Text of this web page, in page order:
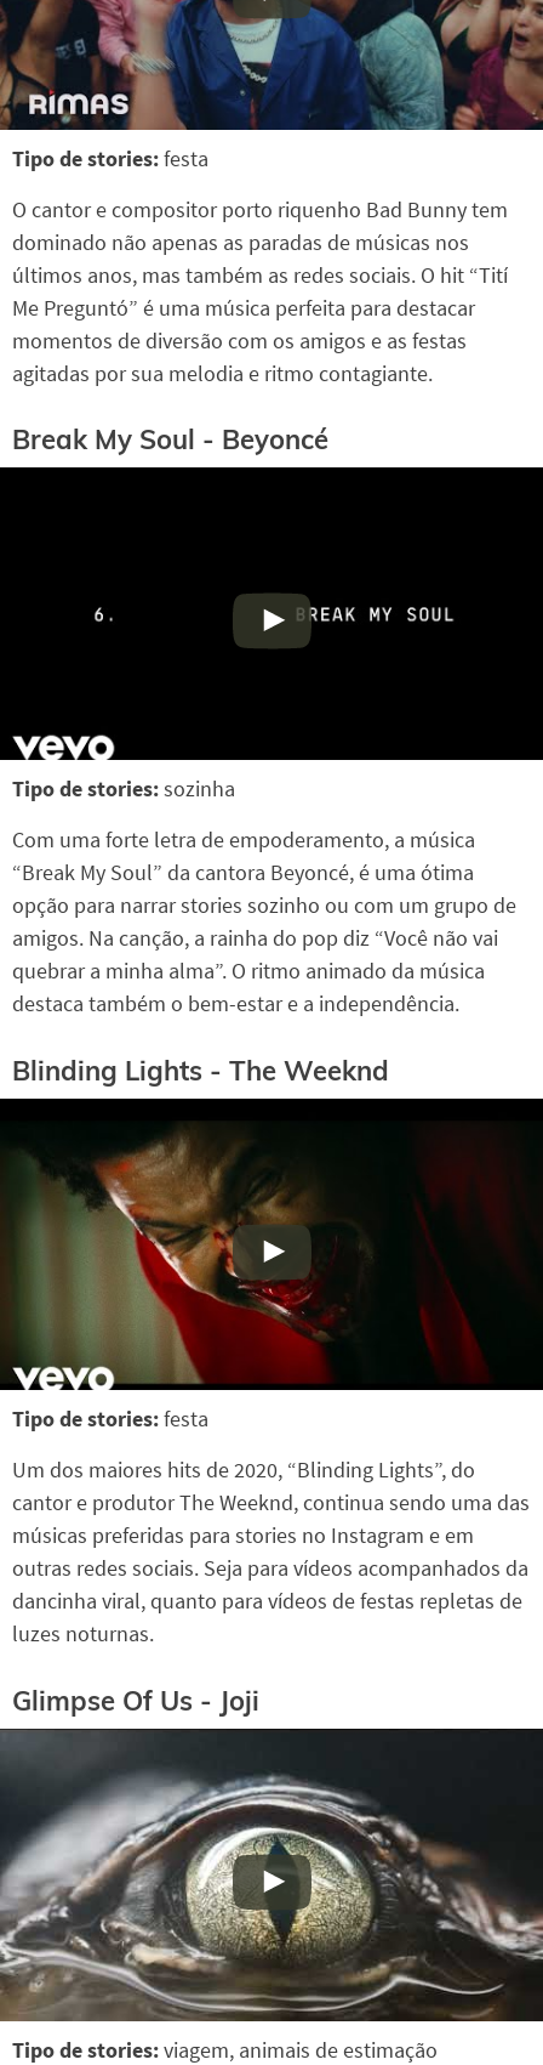
Tipo de stories:festa
O cantor e compositor porto riquenho Bad Bunny tem
dominado não apenas as paradas de músicas nos
últimos anos, mas também as redes sociais. O hit “Tití
Me Preguntó” é uma música perfeita para destacar
momentos de diversão com os amigos e as festas
agitadas por sua melodia e ritmo contagiante.
Break My Soul - Beyoncé
Tipo de stories:sozinha
Com uma forte letra de empoderamento, a música
“Break My Soul” da cantora Beyoncé, é uma ótima
opção para narrar stories sozinho ou com um grupo de
amigos. Na canção, a rainha do pop diz “Você não vai
quebrar a minha alma”. O ritmo animado da música
destaca também o bem-estar e a independência.
Blinding Lights - The Weeknd
Tipo de stories:festa
Um dos maiores hits de 2020, “Blinding Lights”, do
cantor e produtor The Weeknd, continua sendo uma das
músicas preferidas para stories no Instagram e em
outras redes sociais. Seja para vídeos acompanhados da
dancinha viral, quanto para vídeos de festas repletas de
luzes noturnas.
Glimpse Of Us - Joji
Tipo de stories:viagem, animais de estimação